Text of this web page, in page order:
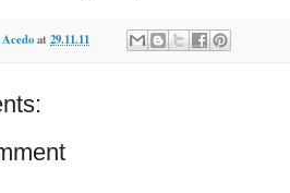
at 29.11.11